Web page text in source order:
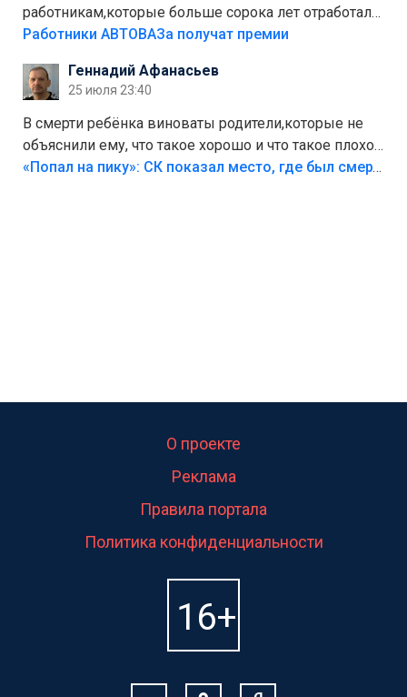
работникам,которые больше сорока лет отработали
на предприятии.
Работники АВТОВАЗа получат премии
Геннадий Афанасьев
25 июля 23:40
В смерти ребёнка виноваты родители,которые не
объяснили ему, что такое хорошо и что такое плохо!
Лезть через такой забор,верх безумия,есть же
«Попал на пику»: СК показал место, где был смертельно травмирован ребенок в Тольятти
О проекте
Реклама
Правила портала
Политика конфиденциальности